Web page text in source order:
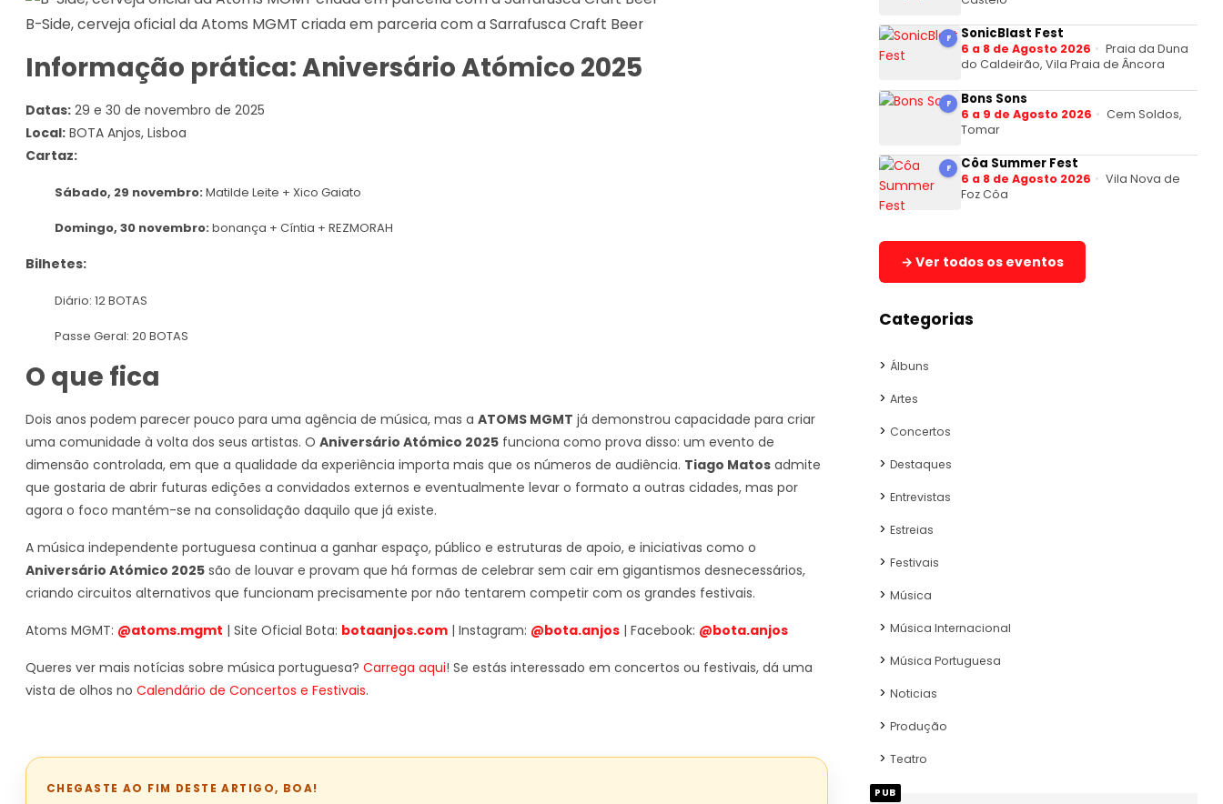
B-Side, cerveja oficial da Atoms MGMT criada em parceria com a Sarrafusca Craft Beer
Informação prática: Aniversário Atómico 2025
Datas: 29 e 30 de novembro de 2025
Local: BOTA Anjos, Lisboa
Cartaz:
Sábado, 29 novembro: Matilde Leite + Xico Gaiato
Domingo, 30 novembro: bonança + Cíntia + REZMORAH
Bilhetes:
Diário: 12 BOTAS
Passe Geral: 20 BOTAS
O que fica
Dois anos podem parecer pouco para uma agência de música, mas a ATOMS MGMT já demonstrou capacidade para criar
uma comunidade à volta dos seus artistas. O Aniversário Atómico 2025 funciona como prova disso: um evento de
dimensão controlada, em que a qualidade da experiência importa mais que os números de audiência. Tiago Matos admite
que gostaria de abrir futuras edições a convidados externos e eventualmente levar o formato a outras cidades, mas por
agora o foco mantém-se na consolidação daquilo que já existe.
A música independente portuguesa continua a ganhar espaço, público e estruturas de apoio, e iniciativas como o
Aniversário Atómico 2025 são de louvar e provam que há formas de celebrar sem cair em gigantismos desnecessários,
criando circuitos alternativos que funcionam precisamente por não tentarem competir com os grandes festivais.
Atoms MGMT: @atoms.mgmt | Site Oficial Bota: botaanjos.com | Instagram: @bota.anjos | Facebook: @bota.anjos
Queres ver mais notícias sobre música portuguesa? Carrega aqui! Se estás interessado em concertos ou festivais, dá uma
vista de olhos no Calendário de Concertos e Festivais.
CHEGASTE AO FIM DESTE ARTIGO, BOA!
F SonicBlast Fest
6 a 8 de Agosto 2026
Praia da Duna
do Caldeirão, Vila Praia de Âncora
F Bons Sons
6 a 9 de Agosto 2026
Cem Soldos,
Tomar
F Côa Summer Fest
6 a 8 de Agosto 2026
Vila Nova de
Foz Côa
→ Ver todos os eventos
Categorias
Álbuns
Artes
Concertos
Destaques
Entrevistas
Estreias
Festivais
Música
Música Internacional
Música Portuguesa
Noticias
Produção
Teatro
PUB